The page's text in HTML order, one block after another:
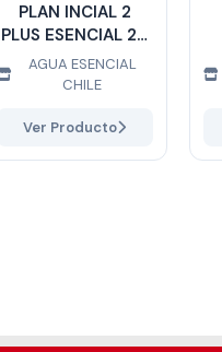
PLAN INCIAL 2
PLUS ESENCIAL 20
LITROS
AGUA ESENCIAL
CHILE
Ver Producto